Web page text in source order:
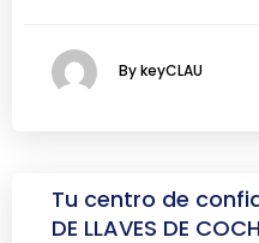
By keyCLAU
Tu centro de
DE LLAVES DE